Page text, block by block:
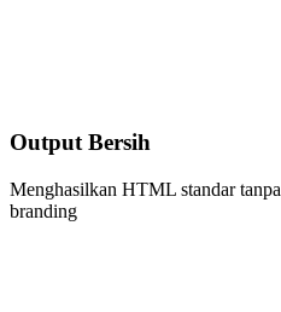
Output Bersih
Menghasilkan HTML standar
branding